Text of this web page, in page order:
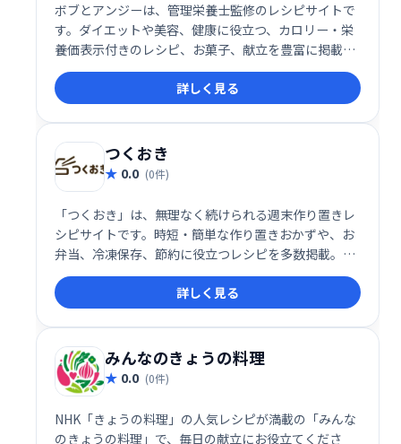
ボブとアンジーは、管理栄養士監修のレシピサイトで
す。ダイエットや美容、健康に役立つ、カロリー・栄
養価表示付きのレシピ、お菓子、献立を豊富に掲載。
安心しておいしい料理を楽しめる、頼れるレシピサイ
トです。
詳しく見る
つくおき
0.0 (0件)
「つくおき」は、無理なく続けられる週末作り置きレ
シピサイトです。時短・簡単な作り置きおかずや、お
弁当、冷凍保存、節約に役立つレシピを多数掲載。人
気の常備菜レシピも満載なので、あなたの食卓を豊か
に彩るヒントが見つかるはずです。2015年には書籍も
出版！
詳しく見る
みんなのきょうの料理
0.0 (0件)
NHK「きょうの料理」の人気レシピが満載の「みんな
のきょうの料理」で、毎日の献立にお役立てくださ